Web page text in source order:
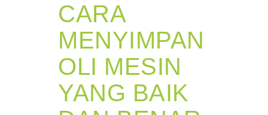
CARA
MENYIMPAN
OLI MESIN
YANG BAIK